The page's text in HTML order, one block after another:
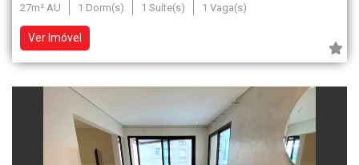
27m² AU 1 Dorm(s) 1 Suíte(s) 1 Vaga(s)
Ver Imóvel